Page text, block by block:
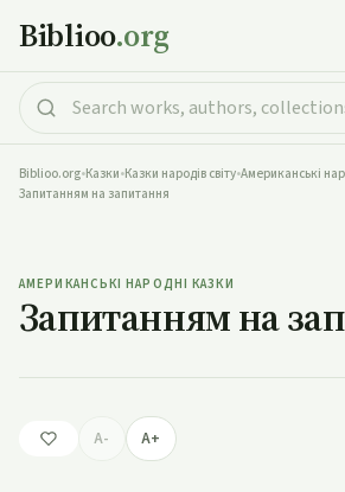
Biblioo.org
Biblioo.org•Казки•Казки народів світу•Американські
Запитанням на запитання
АМЕРИКАНСЬКІ НАРОДНІ КАЗКИ
Запитанням на
A- A+